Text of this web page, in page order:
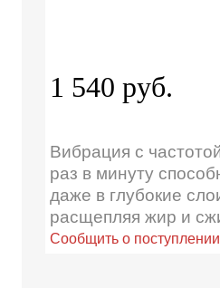
1 540 руб.
Вибрация с
раз в минуту
даже в глубокие
расщепляя жир и
Сообщить о поступлении